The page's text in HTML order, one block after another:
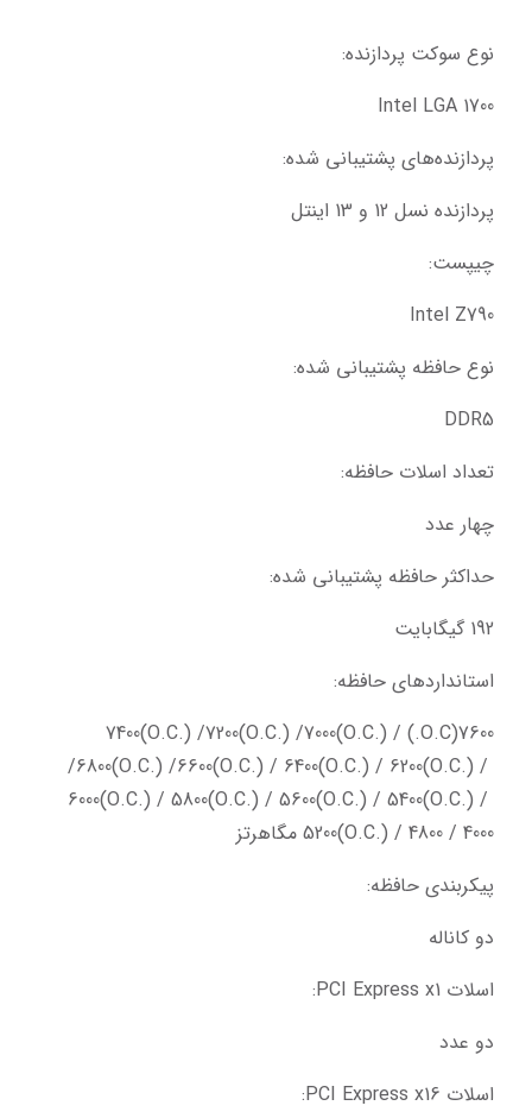
نوع سوکت پردازنده:
Intel LGA 1700
پردازنده‌های پشتیبانی شده:
پردازنده نسل 12 و 13 اینتل
چیپست:
Intel Z790
نوع حافظه پشتیبانی شده:
DDR5
تعداد اسلات حافظه:
چهار عدد
حداکثر حافظه پشتیبانی شده:
192 گیگابایت
استانداردهای حافظه:
7600(O.C.) /7400(O.C.) /7200(O.C.) /7000(O.C.)
/6800(O.C.) /6600(O.C.) / 6400(O.C.) / 6200(O.C.) /
6000(O.C.) / 5800(O.C.) / 5600(O.C.) / 5400(O.C.) /
5200(O.C.) / 4800 / 4000 مگاهرتز
پیکربندی حافظه:
دو کاناله
اسلات PCI Express x1:
دو عدد
اسلات PCI Express x16: